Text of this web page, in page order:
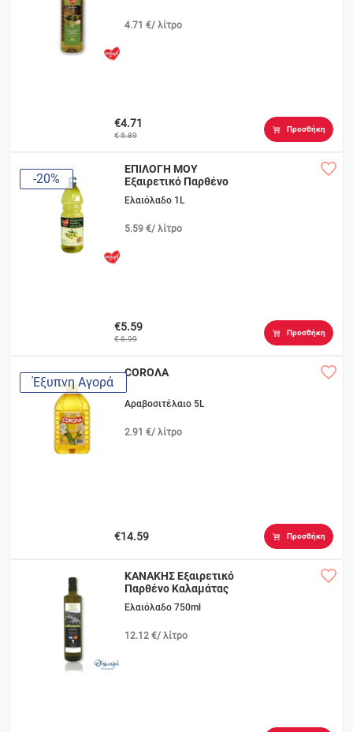
4.71 €/ λίτρο
€4.71
€ 5.89
Προσθήκη
-20%
ΕΠΙΛΟΓΗ ΜΟΥ
Εξαιρετικό Παρθένο
Ελαιόλαδο 1L
5.59 €/ λίτρο
€5.59
€ 6.99
Προσθήκη
Έξυπνη Αγορά
COROΛA
Αραβοσιτέλαιο 5L
2.91 €/ λίτρο
€14.59 Προσθήκη
ΚΑΝΑΚΗΣ Εξαιρετικό
Παρθένο Καλαμάτας
Ελαιόλαδο 750ml
12.12 €/ λίτρο